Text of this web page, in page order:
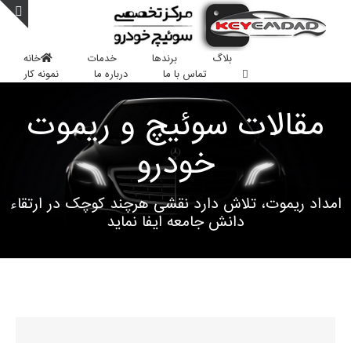
content
خانه خدمات برندها
بلاگ
نمونه کار
درباره ما تماس با ما
مقالات سوئیچ و ریموت
خودرو
امداد ریموت، تلاش دارد نقشی هرچند کوچک در ارتقاء
دانش جامعه ایفا نماید
Bar
Area